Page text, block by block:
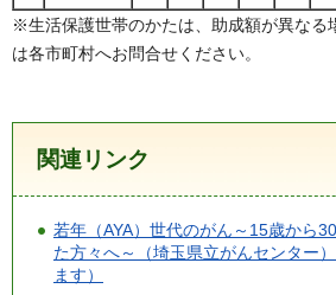
※生活保護世帯のかたは、助成額が異なる
は各市町村へお問合せください。
関連リンク
若年（AYA）世代のがん～15歳から
た方々へ～（埼玉県立がんセンター
ます）